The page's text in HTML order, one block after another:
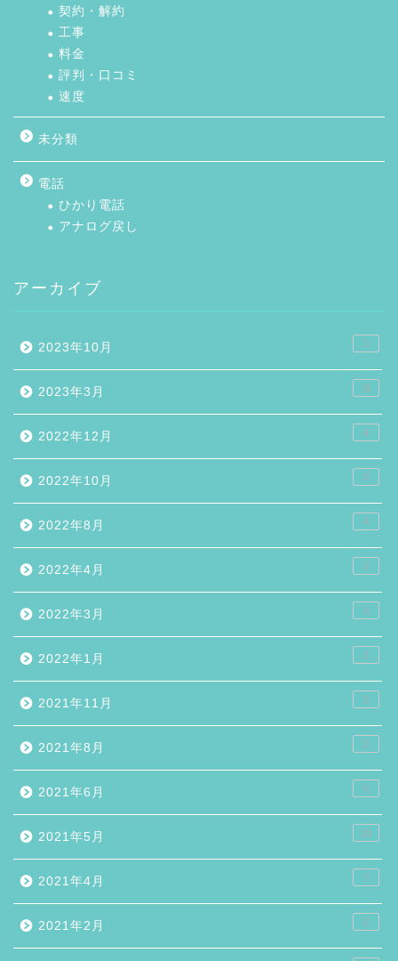
契約・解約
工事
料金
評判・口コミ
速度
未分類
電話
ひかり電話
アナログ戻し
アーカイブ
2023年10月 1
2023年3月 11
2022年12月 4
2022年10月 3
2022年8月 4
2022年4月 2
2022年3月 3
2022年1月 2
2021年11月 2
2021年8月 2
2021年6月 5
2021年5月 10
2021年4月 7
2021年2月 2